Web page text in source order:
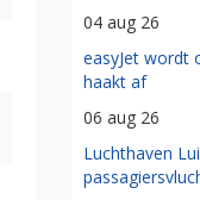
04 aug 26
easyJet wordt
haakt af
06 aug 26
Luchthaven